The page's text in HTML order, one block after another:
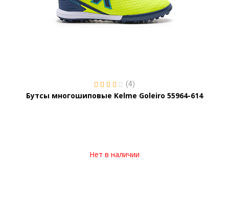
(4)
Бутсы многошиповые Kelme Goleiro 55964-614
Нет в наличии